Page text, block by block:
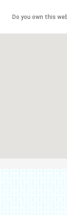
Do you own this